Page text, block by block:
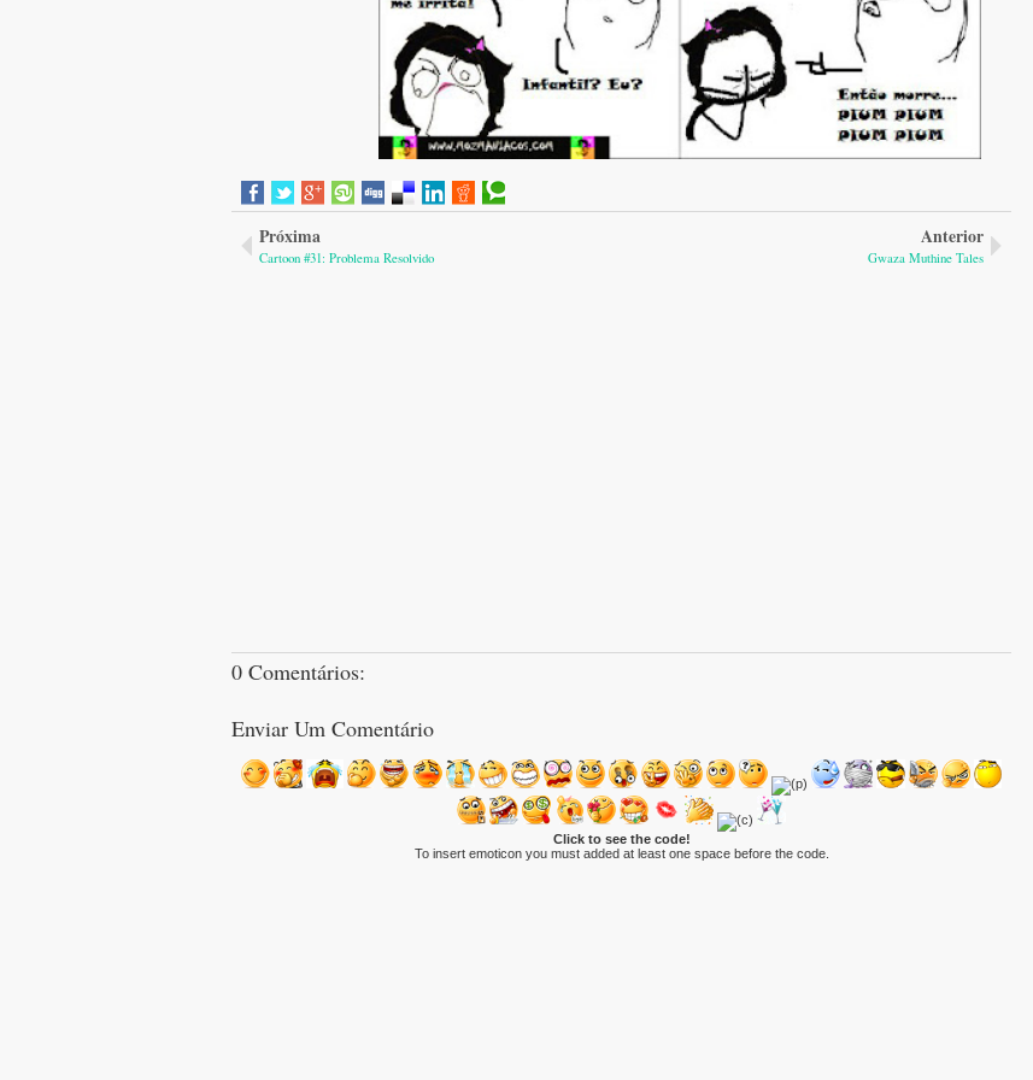
Próxima
Cartoon #31: Problema Resolvido
Anterior
Gwaza Muthine Tales
0 Comentários:
Enviar Um Comentário
Click to see the code!
To insert emoticon you must added at least one space before the code.